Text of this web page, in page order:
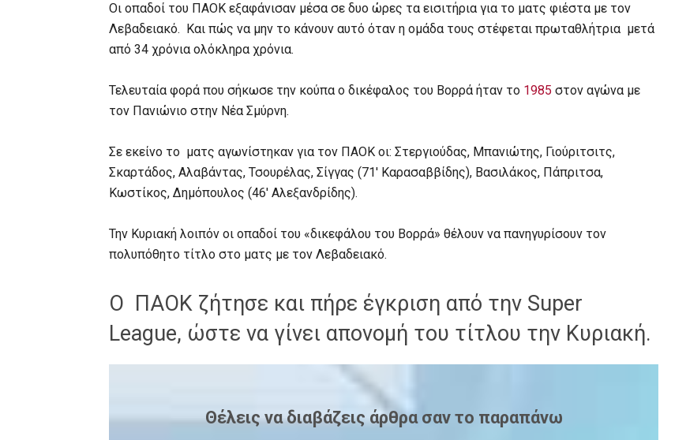
Οι οπαδοί του ΠΑΟΚ εξαφάνισαν μέσα σε δυο ώρες τα εισιτήρια για το ματς φιέστα με τον
Λεβαδειακό. Και πώς να μην το κάνουν αυτό όταν η ομάδα τους στέφεται πρωταθλήτρια μετά
από 34 χρόνια ολόκληρα χρόνια.
Τελευταία φορά που σήκωσε την κούπα ο δικέφαλος του Βορρά ήταν το 1985 στον αγώνα με
τον Πανιώνιο στην Νέα Σμύρνη.
Σε εκείνο το ματς αγωνίστηκαν για τον ΠΑΟΚ οι: Στεργιούδας, Μπανιώτης, Γιούριτσιτς,
Σκαρτάδος, Αλαβάντας, Τσουρέλας, Σίγγας (71′ Καρασαββίδης), Βασιλάκος, Πάπριτσα,
Κωστίκος, Δημόπουλος (46′ Αλεξανδρίδης).
Την Κυριακή λοιπόν οι οπαδοί του «δικεφάλου του Βορρά» θέλουν να πανηγυρίσουν τον
πολυπόθητο τίτλο στο ματς με τον Λεβαδειακό.
Ο ΠΑΟΚ ζήτησε και πήρε έγκριση από την Super
League, ώστε να γίνει απονομή του τίτλου την Κυριακή.
Θέλεις να διαβάζεις άρθρα σαν το παραπάνω